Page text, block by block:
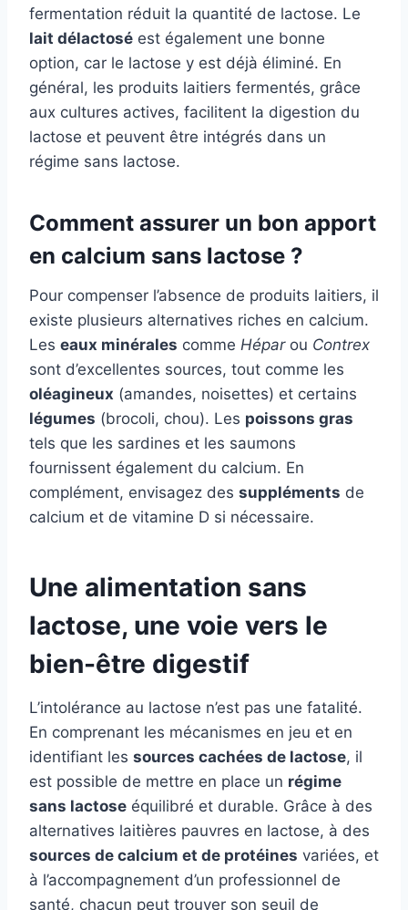
fermentation réduit la quantité de lactose. Le
lait délactosé est également une bonne
option, car le lactose y est déjà éliminé. En
général, les produits laitiers fermentés, grâce
aux cultures actives, facilitent la digestion du
lactose et peuvent être intégrés dans un
régime sans lactose.
Comment assurer un bon apport
en calcium sans lactose ?
Pour compenser l’absence de produits laitiers, il
existe plusieurs alternatives riches en calcium.
Les eaux minérales comme Héparou Contrex
sont d’excellentes sources, tout comme les
oléagineux (amandes, noisettes) et certains
légumes (brocoli, chou). Les poissons gras
tels que les sardines et les saumons
fournissent également du calcium. En
complément, envisagez des suppléments de
calcium et de vitamine D si nécessaire.
Une alimentation sans
lactose, une voie vers le
bien-être digestif
L’intolérance au lactose n’est pas une fatalité.
En comprenant les mécanismes en jeu et en
identifiant les sources cachées de lactose, il
est possible de mettre en place un régime
sans lactose équilibré et durable. Grâce à des
alternatives laitières pauvres en lactose, à des
sources de calcium et de protéines variées, et
à l’accompagnement d’un professionnel de
santé, chacun peut trouver son seuil de